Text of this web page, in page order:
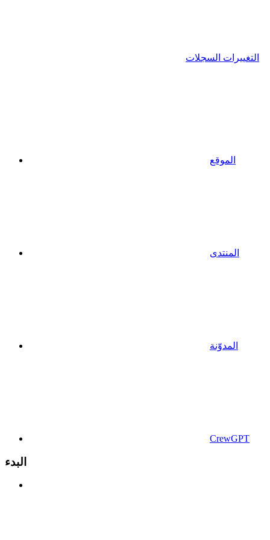
التغييرات السجلات
الموقع
المنتدى
المدوّنة
CrewGPT
البدء